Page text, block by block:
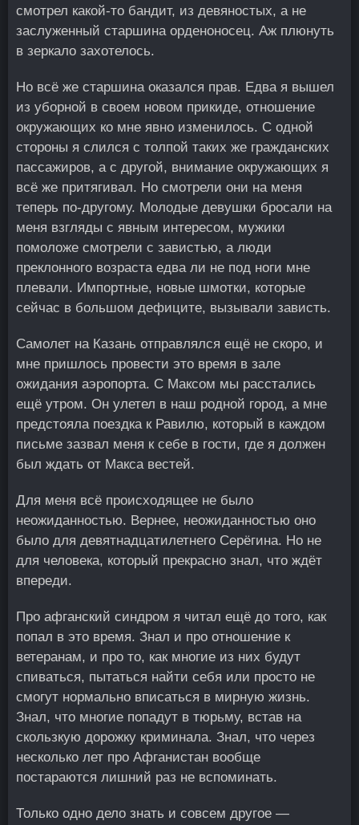
смотрел какой-то бандит, из девяностых, а не
заслуженный старшина орденоносец. Аж плюнуть
в зеркало захотелось.
Но всё же старшина оказался прав. Едва я вышел
из уборной в своем новом прикиде, отношение
окружающих ко мне явно изменилось. С одной
стороны я слился с толпой таких же гражданских
пассажиров, а с другой, внимание окружающих я
всё же притягивал. Но смотрели они на меня
теперь по-другому. Молодые девушки бросали на
меня взгляды с явным интересом, мужики
помоложе смотрели с завистью, а люди
преклонного возраста едва ли не под ноги мне
плевали. Импортные, новые шмотки, которые
сейчас в большом дефиците, вызывали зависть.
Самолет на Казань отправлялся ещё не скоро, и
мне пришлось провести это время в зале
ожидания аэропорта. С Максом мы расстались
ещё утром. Он улетел в наш родной город, а мне
предстояла поездка к Равилю, который в каждом
письме зазвал меня к себе в гости, где я должен
был ждать от Макса вестей.
Для меня всё происходящее не было
неожиданностью. Вернее, неожиданностью оно
было для девятнадцатилетнего Серёгина. Но не
для человека, который прекрасно знал, что ждёт
впереди.
Про афганский синдром я читал ещё до того, как
попал в это время. Знал и про отношение к
ветеранам, и про то, как многие из них будут
спиваться, пытаться найти себя или просто не
смогут нормально вписаться в мирную жизнь.
Знал, что многие попадут в тюрьму, встав на
скользкую дорожку криминала. Знал, что через
несколько лет про Афганистан вообще
постараются лишний раз не вспоминать.
Только одно дело знать и совсем другое —